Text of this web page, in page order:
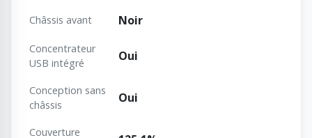
Châssis avant Noir
Concentrateur
USB intégré
Oui
Conception sans
châssis
Oui
Couverture